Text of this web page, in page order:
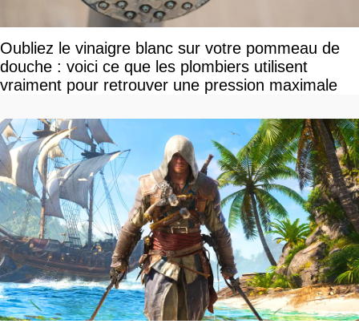
Oubliez le vinaigre blanc sur votre pommeau de
douche : voici ce que les plombiers utilisent
vraiment pour retrouver une pression maximale